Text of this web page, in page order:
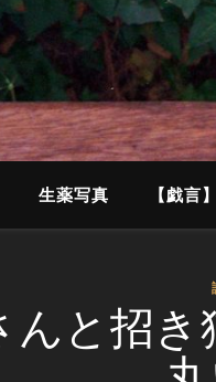
生薬写真 【戯言】
んと招